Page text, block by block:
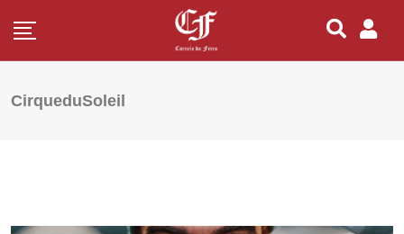
CirqueduSoleil